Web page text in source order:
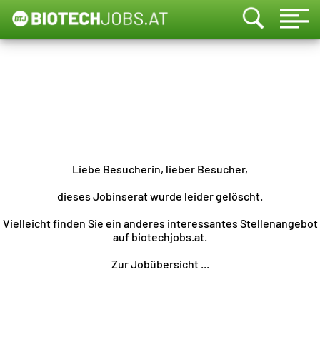
Liebe Besucherin, lieber Besucher,
dieses Jobinserat wurde leider gelöscht.
Vielleicht finden Sie ein anderes interessantes Stellenangebot
auf biotechjobs.at.
Zur Jobübersicht ...